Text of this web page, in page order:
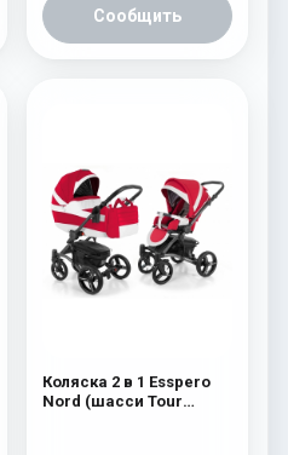
Сообщить
Коляска 2 в 1 Esspero
Nord (шасси Tour